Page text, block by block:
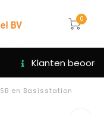
0
een 9.3
en Basisstation